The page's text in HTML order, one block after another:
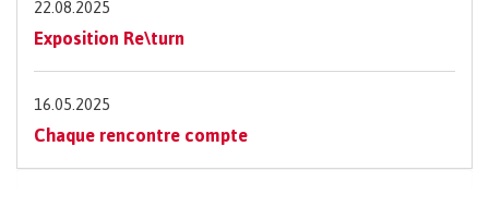
22.08.2025
Exposition Re\turn
16.05.2025
Chaque rencontre compte